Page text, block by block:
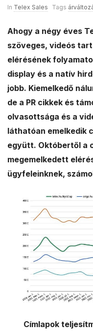
e
x
s
a
l
e
s
In Telex Sales Tags
Ahogy a négy éves
szöveges, videós
elérésének
display és a natív
jobb. Kiemelkedő
de a PR cikkek és
olvasottsága és a
láthatóan emelkedik
együtt. Októbertől a
megemelkedett
ügyfeleinknek,
Címlapok